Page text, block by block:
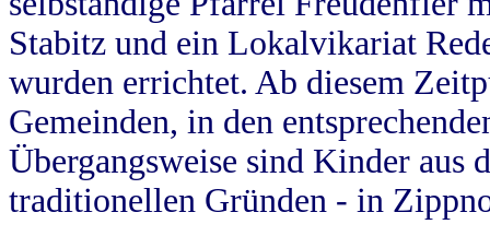
Stabitz und ein Lokalvikariat
wurden errichtet. Ab diesem
Gemeinden, in den
Übergangsweise sind Kinder aus
traditionellen Gründen - in